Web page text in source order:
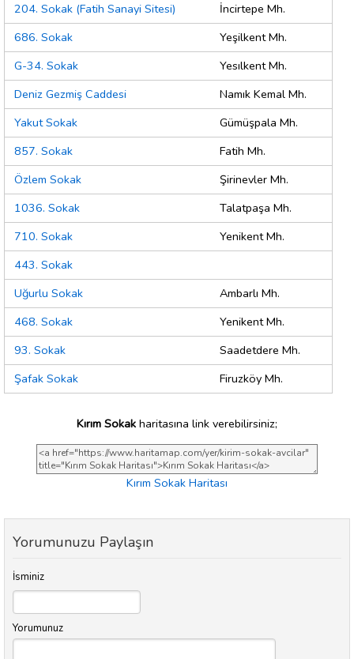
204. Sokak (Fatih Sanayi Sitesi)
İncirtepe Mh.
686. Sokak
Yeşilkent Mh.
G-34. Sokak
Yesılkent Mh.
Deniz Gezmiş Caddesi
Namık Kemal Mh.
Yakut Sokak
Gümüşpala Mh.
857. Sokak
Fatih Mh.
Özlem Sokak
Şirinevler Mh.
1036. Sokak
Talatpaşa Mh.
710. Sokak
Yenikent Mh.
443. Sokak
Uğurlu Sokak
Ambarlı Mh.
468. Sokak
Yenikent Mh.
93. Sokak
Saadetdere Mh.
Şafak Sokak
Firuzköy Mh.
Kırım Sokak haritasına link verebilirsiniz;
Kırım Sokak Haritası
Yorumunuzu Paylaşın
İsminiz
Yorumunuz